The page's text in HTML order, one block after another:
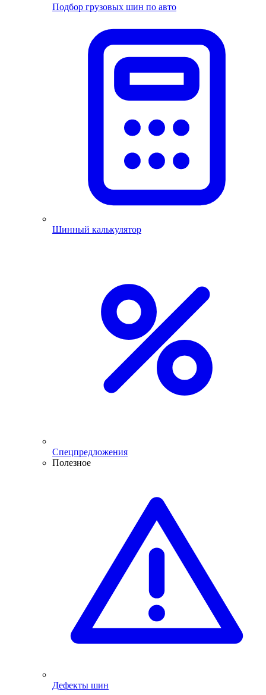
Подбор грузовых шин по авто
Шинный калькулятор
Спецпредложения
Полезное
Дефекты шин